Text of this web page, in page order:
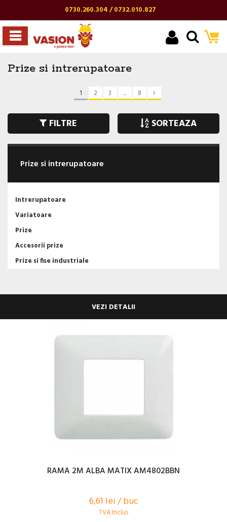
0730.260.304 / 0732.010.827
Prize si intrerupatoare
1 2 3 ... 8
FILTRE SORTEAZA
Prize si intrerupatoare
Intrerupatoare
Variatoare
Prize
Accesorii prize
Prize si fise industriale
VEZI DETALII
RAMA 2M ALBA MATIX AM4802BBN
6,61 lei / buc
TVA Inclus